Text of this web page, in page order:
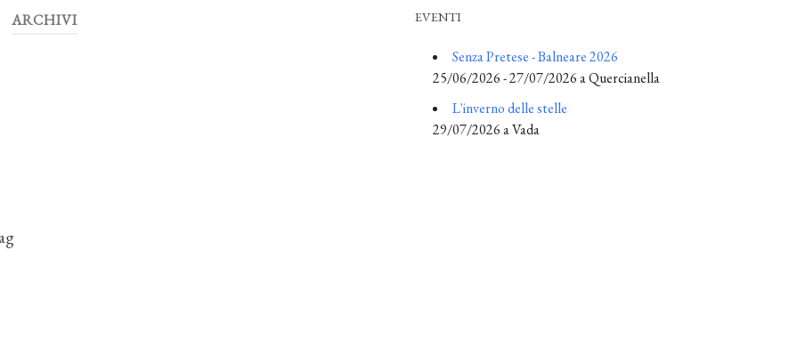
ARCHIVI EVENTI
Senza Pretese - Balneare 2026
25/06/2026 - 27/07/2026 a Quercianella
L'inverno delle stelle
29/07/2026 a Vada